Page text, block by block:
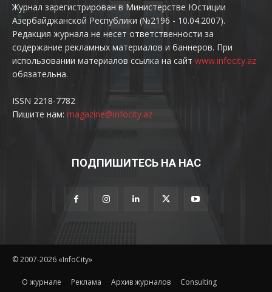
Журнал зарегистрирован в Министерстве Юстиции
Азербайджанской Республики (№2196 - 10.04.2007).
Редакция журнала не несет ответственности за
содержание рекламных материалов и баннеров. При
использовании материалов ссылка на сайт www.infocity.az
обязательна.
ISSN 2218-7782
Пишите нам: magazine@infocity.az
ПОДПИШИТЕСЬ НА НАС
© 2007-2026 «InfoCity»
O журнале Реклама Архив журналов
Consulting